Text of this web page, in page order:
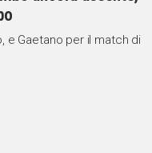
e Gaetano per il match di